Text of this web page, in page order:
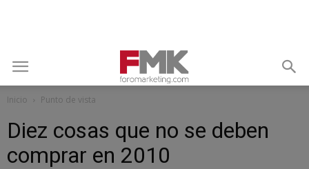
Inicio Punto de vista
Diez cosas que no se deben
comprar en 2010